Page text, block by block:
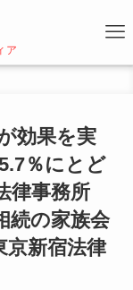
ア
効果を実
％にとど
律事務所
続の家族会
京新宿法律